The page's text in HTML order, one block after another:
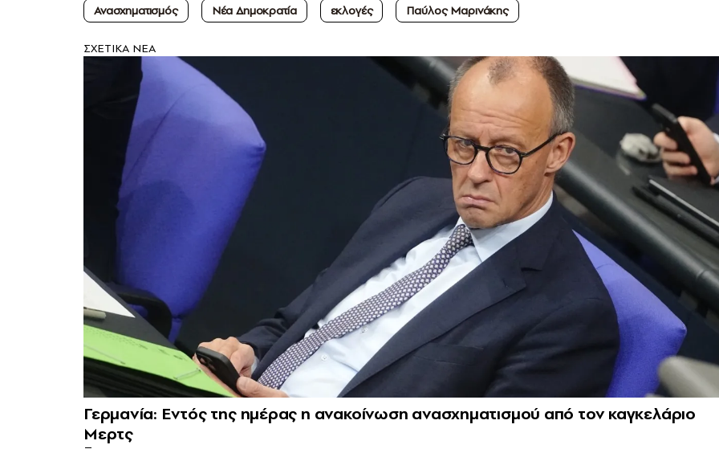
Ανασχηματισμός
Νέα Δημοκρατία εκλογές Παύλος Μαρινάκης
ΣXETIKA NEA
Γερμανία: Εντός της ημέρας η ανακοίνωση ανασχηματισμού από τον καγκελάριο
Μερτς